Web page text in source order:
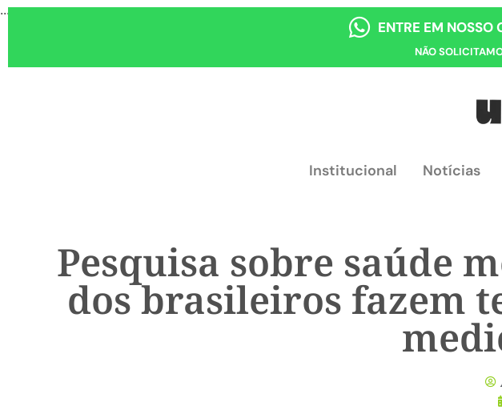
...
ENTRE EM NOSSO
NÃO
Institucional Notícias
Pesquisa sobre saúde
dos brasileiros fazem